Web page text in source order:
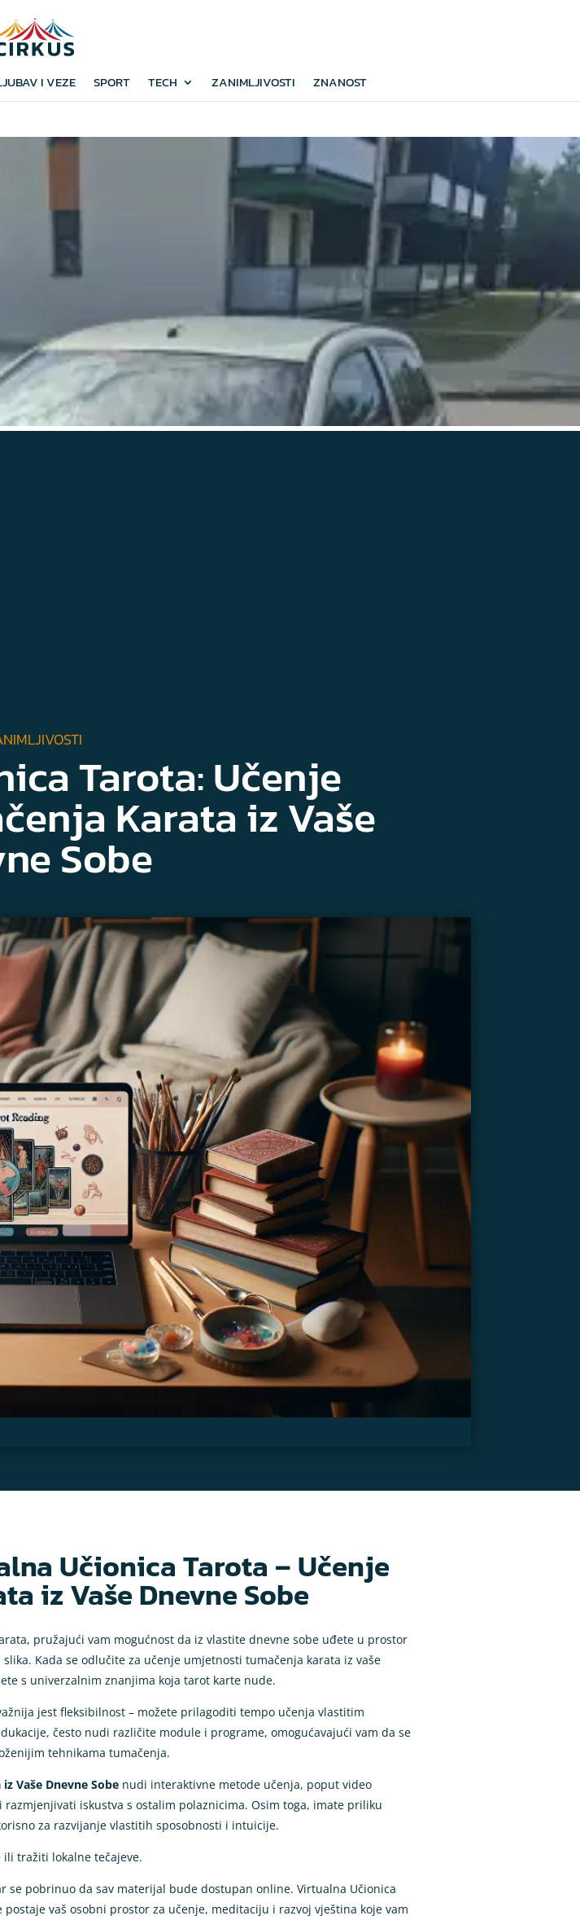
I VEZE SPORT TECH ZANIMLJIVOSTI ZNANOST
Tarota: Učenje
Karata iz Vaše
Sobe
Učionica Tarota – Učenje
iz Vaše Dnevne Sobe
pružajući vam mogućnost da iz vlastite dnevne sobe uđete u prostor
Kada se odlučite za učenje umjetnosti tumačenja karata iz vaše
s univerzalnim znanjima koja tarot karte nude.
jest fleksibilnost – možete prilagoditi tempo učenja vlastitim
često nudi različite module i programe, omogućavajući vam da se
tehnikama tumačenja.
Vaše Dnevne Sobe nudi interaktivne metode učenja, poput video
iskustva s ostalim polaznicima. Osim toga, imate priliku
za razvijanje vlastitih sposobnosti i intuicije.
tražiti lokalne tečajeve.
pobrinuo da sav materijal bude dostupan online. Virtualna Učionica
vaš osobni prostor za učenje, meditaciju i razvoj vještina koje vam